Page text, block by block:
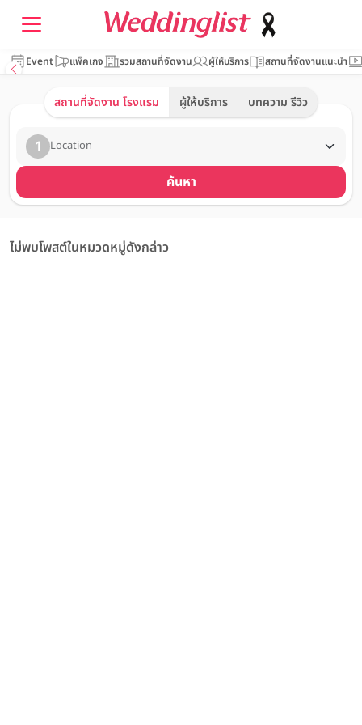
Event แพ็คเกจ รวมสถานที่จัดงาน ผู้ให้บริการ สถานที่จัดงานแนะนำ
สถานที่จัดงาน โรงแรม ผู้ให้บริการ บทความ รีวิว
1 Location
ค้นหา
ไม่พบโพสต์ในหมวดหมู่ดังกล่าว